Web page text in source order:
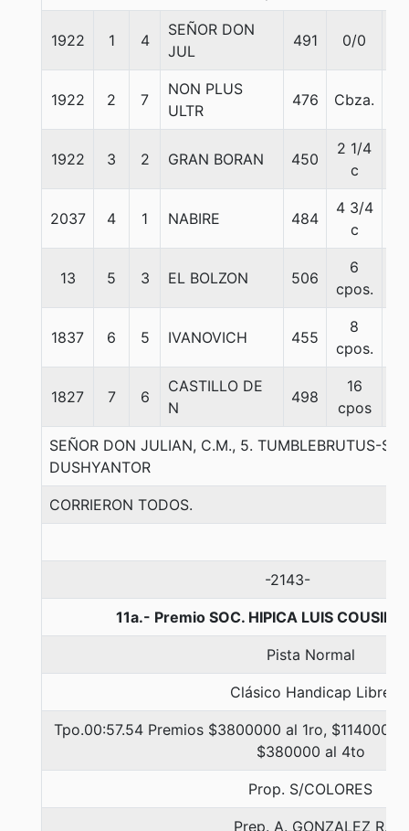
1922 1 4
SEÑOR DON
JUL
491 0/0
1922 2 7
NON PLUS
ULTR
476 Cbza.
1922 3 2 GRAN BORAN 450
2 1/4
c
2037 4 1 NABIRE 484
4 3/4
c
13 5 3 EL BOLZON 506
6
cpos.
1837 6 5 IVANOVICH 455
8
cpos.
1827 7 6
CASTILLO DE
N
498
16
cpos
SEÑOR DON JULIAN, C.M., 5. TUMBLEBRUTUS-
DUSHYANTOR
CORRIERON TODOS.
-2143-
11a.- Premio SOC. HIPICA LUIS
Pista Normal
Clásico Handicap Libre
Tpo.00:57.54 Premios $3800000 al 1ro,
$380000 al 4to
Prop. S/COLORES
Prep. A. GONZALEZ R.